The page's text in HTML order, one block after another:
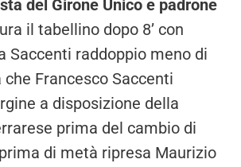
del Girone Unico e padrone
il tabellino dopo 8’ con
Saccenti raddoppio meno di
che Francesco Saccenti
a disposizione della
prima del cambio di
di metà ripresa Maurizio